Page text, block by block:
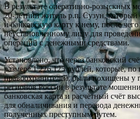
В результате оперативно-розыскных
20-летний житель р.п. Сузун, который
и банковскую карту к нему, после чего
неустановленному лицу для
операций с денежными средствами.
Установлено, что через банковский
размере 1 226 125 рублей, которые, по
правоохранителей, были похищены у
регионов России в результате
банковская карта и расчётный счёт
для обналичивания и перевода
полученных преступным путем.